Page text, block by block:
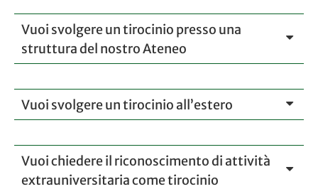
Vuoi svolgere un tirocinio presso una
struttura del nostro Ateneo
Vuoi svolgere un tirocinio all’estero
Vuoi chiedere il riconoscimento di attività
extrauniversitaria come tirocinio